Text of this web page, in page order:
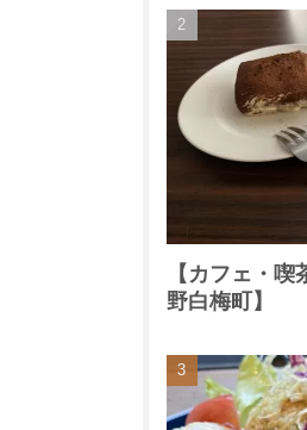
【カフェ・
野白梅町】